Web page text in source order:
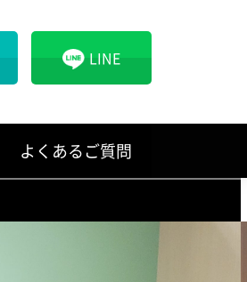
よくあるご質問
LINE